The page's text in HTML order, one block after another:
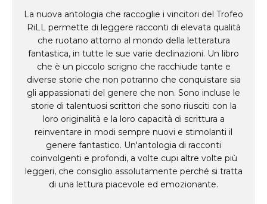
La nuova antologia che raccoglie i vincitori del Trofeo
RiLL permette di leggere racconti di elevata qualità
che ruotano attorno al mondo della letteratura
fantastica, in tutte le sue varie declinazioni. Un libro
che è un piccolo scrigno che racchiude tante e
diverse storie che non potranno che conquistare sia
gli appassionati del genere che non. Sono incluse le
storie di talentuosi scrittori che sono riusciti con la
loro originalità e la loro capacità di scrittura a
reinventare in modi sempre nuovi e stimolanti il
genere fantastico. Un'antologia di racconti
coinvolgenti e profondi, a volte cupi altre volte più
leggeri, che consiglio assolutamente perché si tratta
di una lettura piacevole ed emozionante.